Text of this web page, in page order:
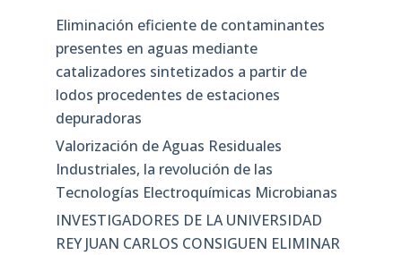
Eliminación eficiente de contaminantes
presentes en aguas mediante
catalizadores sintetizados a partir de
lodos procedentes de estaciones
depuradoras
Valorización de Aguas Residuales
Industriales, la revolución de las
Tecnologías Electroquímicas Microbianas
INVESTIGADORES DE LA UNIVERSIDAD
REY JUAN CARLOS CONSIGUEN ELIMINAR